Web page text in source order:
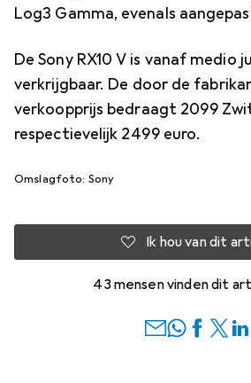
Log3 Gamma, evenals
De Sony RX10 V is vanaf medio
verkrijgbaar. De door de
verkoopprijs bedraagt 2099
respectievelijk 2499 euro.
Omslagfoto: Sony
Ik hou van dit
43 mensen vinden dit